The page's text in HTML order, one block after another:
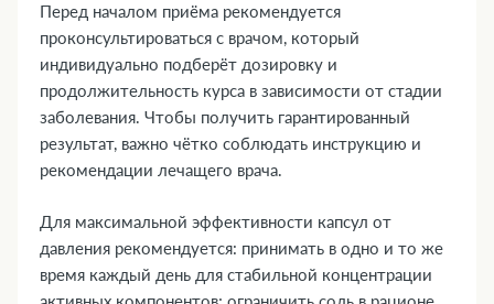
Перед началом приёма рекомендуется
проконсультироваться с врачом, который
индивидуально подберёт дозировку и
продолжительность курса в зависимости от стадии
заболевания. Чтобы получить гарантированный
результат, важно чётко соблюдать инструкцию и
рекомендации лечащего врача.
Для максимальной эффективности капсул от
давления рекомендуется: принимать в одно и то же
время каждый день для стабильной концентрации